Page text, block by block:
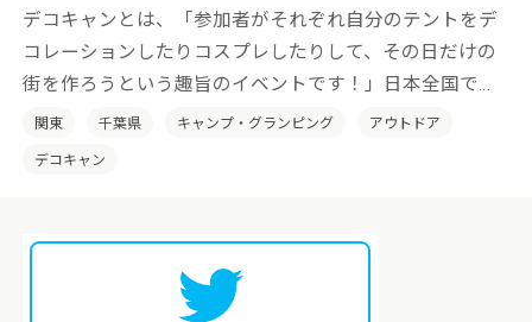
デコキャンとは、「参加者がそれぞれ自分のテントをデ
コレーションしたりコスプレしたりして、その日だけの
街を作ろうという趣旨のイベントです！」日本全国でそ
の土地の特性を活かした「デコキャン」を開催していき
たいと考えております。
関東 千葉県 キャンプ・グランピング アウトドア
デコキャン